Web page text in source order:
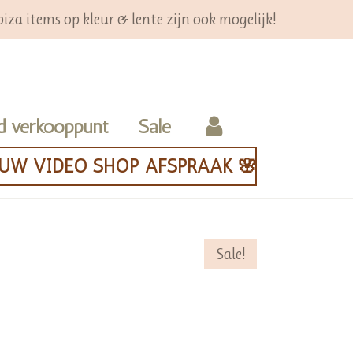
items op kleur & lente zijn ook mogelijk!
verkooppunt
Sale
VIDEO SHOP AFSPRAAK 🌸
Sale!